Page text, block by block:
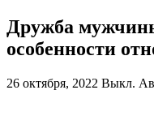
Дружба
особенности
26 октября, 2022 Выкл.